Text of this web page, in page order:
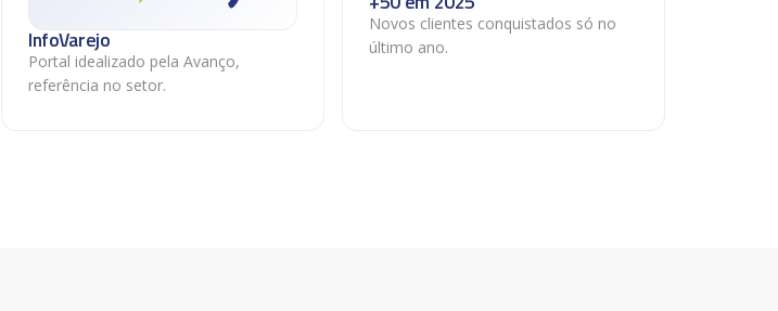
InfoVarejo
Portal idealizado pela Avanço,
referência no setor.
Novos clientes conquistados só no
último ano.